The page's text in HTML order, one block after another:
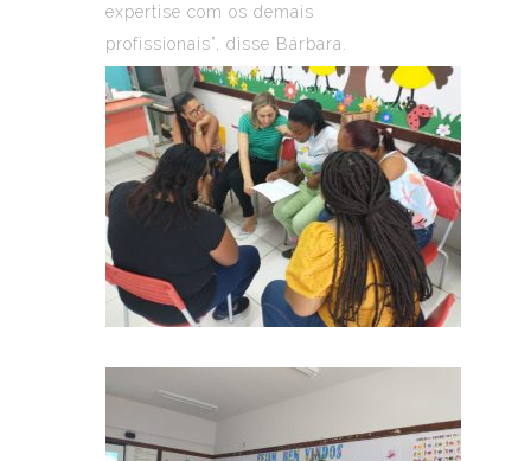
expertise com os demais
profissionais”, disse Bárbara.